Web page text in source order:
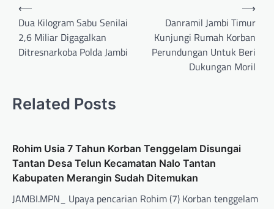
⟵
Dua Kilogram Sabu Senilai
2,6 Miliar Digagalkan
Ditresnarkoba Polda Jambi
Danramil Jambi Timur
Kunjungi Rumah Korban
Perundungan Untuk Beri
Dukungan Moril
⟶
Related Posts
Rohim Usia 7 Tahun Korban Tenggelam Disungai
Tantan Desa Telun Kecamatan Nalo Tantan
Kabupaten Merangin Sudah Ditemukan
JAMBI.MPN_ Upaya pencarian Rohim (7) Korban tenggelam